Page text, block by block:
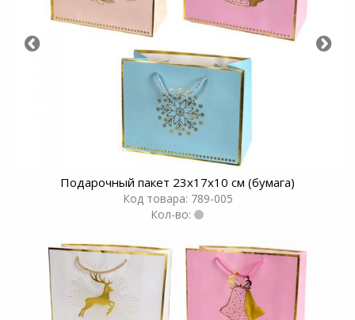
Подарочный пакет 23х17х10 см (бумага)
Код товара: 789-005
Кол-во: